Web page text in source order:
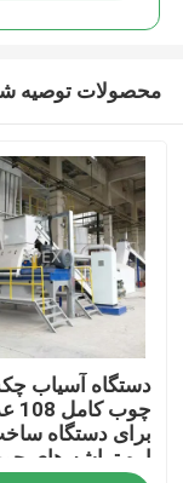
خانه
محصولات توصیه
دستگاه آسیاب
چوب
برای دستگاه
اره تراشه های